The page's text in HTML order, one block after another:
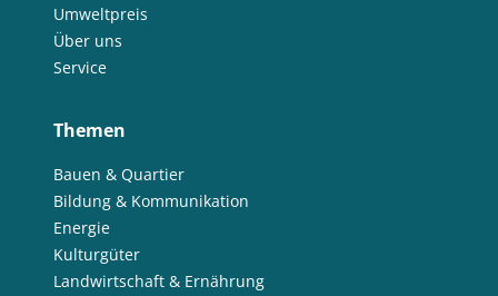
Umweltpreis
Über uns
Service
Themen
Bauen & Quartier
Bildung & Kommunikation
Energie
Kulturgüter
Landwirtschaft & Ernährung